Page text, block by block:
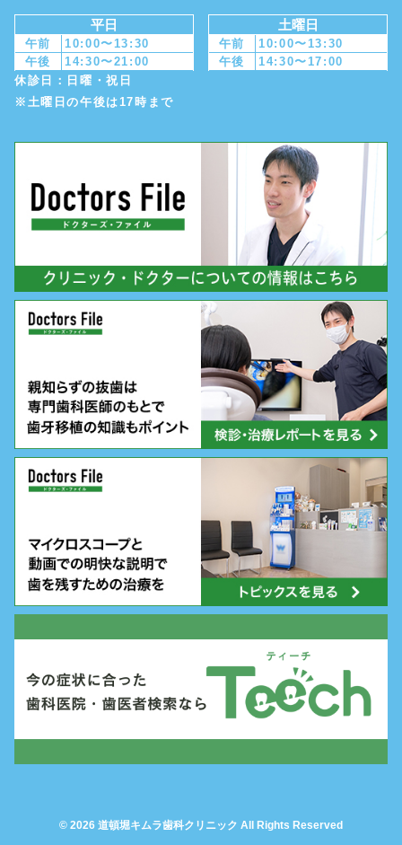
平日
午前
10:00〜13:30
午後
14:30〜21:00
土曜日
午前
10:00〜13:30
午後
14:30〜17:00
休診日：日曜・祝日
※土曜日の午後は17時まで
© 2026 道頓堀キムラ歯科クリニック All Rights Reserved